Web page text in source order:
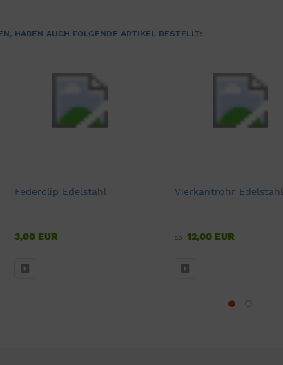
HABEN AUCH FOLGENDE ARTIKEL BESTELLT:
Federclip Edelstahl
3,00 EUR
Vierkantrohr Edelstahl
ab 12,00 EUR